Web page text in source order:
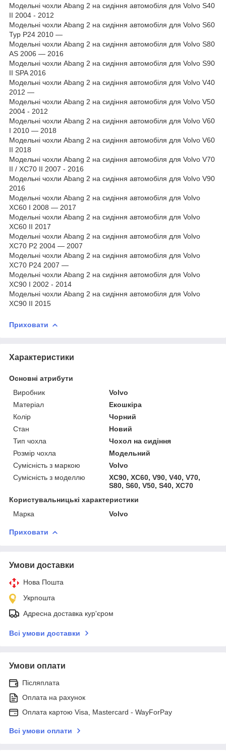
Модельні чохли Abang 2 на сидіння автомобіля для Volvo S40
II 2004 - 2012
Модельні чохли Abang 2 на сидіння автомобіля для Volvo S60
Typ P24 2010 —
Модельні чохли Abang 2 на сидіння автомобіля для Volvo S80
AS 2006 — 2016
Модельні чохли Abang 2 на сидіння автомобіля для Volvo S90
II SPA 2016
Модельні чохли Abang 2 на сидіння автомобіля для Volvo V40
2012 —
Модельні чохли Abang 2 на сидіння автомобіля для Volvo V50
2004 - 2012
Модельні чохли Abang 2 на сидіння автомобіля для Volvo V60
I 2010 — 2018
Модельні чохли Abang 2 на сидіння автомобіля для Volvo V60
II 2018
Модельні чохли Abang 2 на сидіння автомобіля для Volvo V70
II / XC70 II 2007 - 2016
Модельні чохли Abang 2 на сидіння автомобіля для Volvo V90
2016
Модельні чохли Abang 2 на сидіння автомобіля для Volvo
XC60 І 2008 — 2017
Модельні чохли Abang 2 на сидіння автомобіля для Volvo
XC60 II 2017
Модельні чохли Abang 2 на сидіння автомобіля для Volvo
XC70 P2 2004 — 2007
Модельні чохли Abang 2 на сидіння автомобіля для Volvo
XC70 P24 2007 —
Модельні чохли Abang 2 на сидіння автомобіля для Volvo
XC90 I 2002 - 2014
Модельні чохли Abang 2 на сидіння автомобіля для Volvo
XC90 II 2015
Приховати
Характеристики
Основні атрибути
Виробник
Volvo
Матеріал
Екошкіра
Колір
Чорний
Стан
Новий
Тип чохла
Чохол на сидіння
Розмір чохла
Модельний
Сумісність з маркою
Volvo
Сумісність з моделлю
XC90, XC60, V90, V40, V70,
S80, S60, V50, S40, XC70
Користувальницькі характеристики
Марка
Volvo
Приховати
Умови доставки
Нова Пошта
Укрпошта
Адресна доставка кур'єром
Всі умови доставки
Умови оплати
Післяплата
Оплата на рахунок
Оплата картою Visa, Mastercard - WayForPay
Всі умови оплати